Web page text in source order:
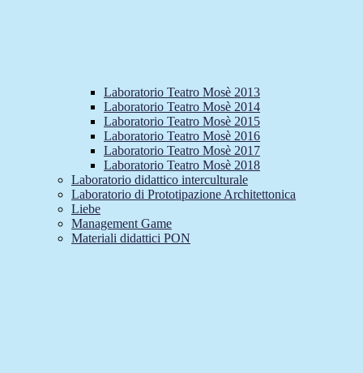
Laboratorio Teatro Mosè 2013
Laboratorio Teatro Mosè 2014
Laboratorio Teatro Mosè 2015
Laboratorio Teatro Mosè 2016
Laboratorio Teatro Mosè 2017
Laboratorio Teatro Mosè 2018
Laboratorio didattico interculturale
Laboratorio di Prototipazione Architettonica
Liebe
Management Game
Materiali didattici PON